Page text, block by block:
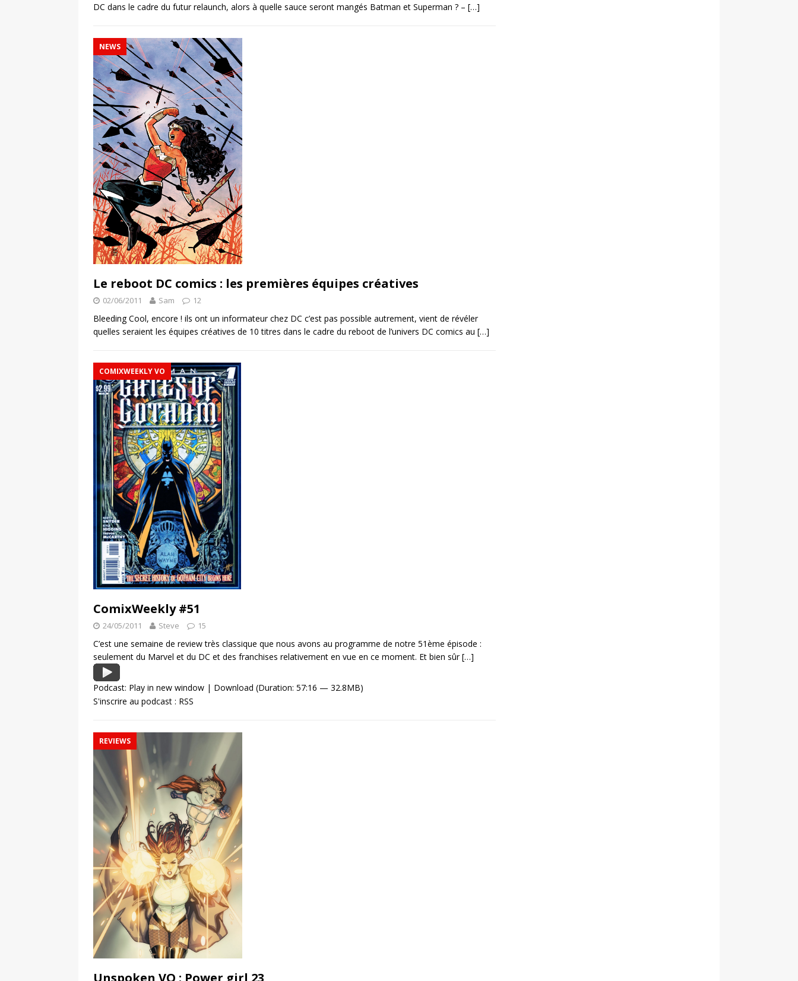
DC dans le cadre du futur relaunch, alors à quelle sauce seront mangés Batman et Superman ? – […]
NEWS
Le reboot DC comics : les premières équipes créatives
02/06/2011 Sam 12
Bleeding Cool, encore ! ils ont un informateur chez DC c’est pas possible autrement, vient de révéler
quelles seraient les équipes créatives de 10 titres dans le cadre du reboot de l’univers DC comics au […]
COMIXWEEKLY VO
ComixWeekly #51
24/05/2011 Steve 15
C’est une semaine de review très classique que nous avons au programme de notre 51ème épisode :
seulement du Marvel et du DC et des franchises relativement en vue en ce moment. Et bien sûr[…]
Podcast: Play in new window | Download (Duration: 57:16 — 32.8MB)
S'inscrire au podcast : RSS
REVIEWS